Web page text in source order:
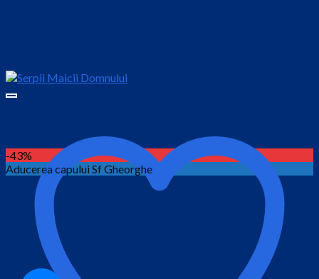
-43%
Aducerea capului Sf Gheorghe